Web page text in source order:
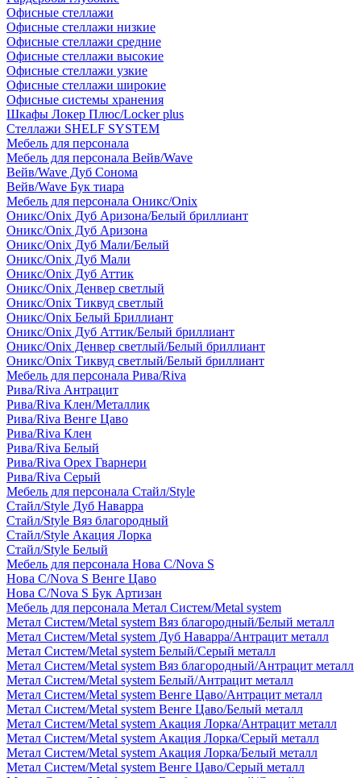
Офисные стеллажи
Офисные стеллажи низкие
Офисные стеллажи средние
Офисные стеллажи высокие
Офисные стеллажи узкие
Офисные стеллажи широкие
Офисные системы хранения
Шкафы Локер Плюс/Locker plus
Стеллажи SHELF SYSTEM
Мебель для персонала
Мебель для персонала Вейв/Wave
Вейв/Wave Дуб Сонома
Вейв/Wave Бук тиара
Мебель для персонала Оникс/Onix
Оникс/Onix Дуб Аризона/Белый бриллиант
Оникс/Onix Дуб Аризона
Оникс/Onix Дуб Мали/Белый
Оникс/Onix Дуб Мали
Оникс/Onix Дуб Аттик
Оникс/Onix Денвер светлый
Оникс/Onix Тиквуд светлый
Оникс/Onix Белый Бриллиант
Оникс/Onix Дуб Аттик/Белый бриллиант
Оникс/Onix Денвер светлый/Белый бриллиант
Оникс/Onix Тиквуд светлый/Белый бриллиант
Мебель для персонала Рива/Riva
Рива/Riva Антрацит
Рива/Riva Клен/Металлик
Рива/Riva Венге Цаво
Рива/Riva Клен
Рива/Riva Белый
Рива/Riva Орех Гварнери
Рива/Riva Серый
Мебель для персонала Стайл/Style
Стайл/Style Дуб Наварра
Стайл/Style Вяз благородный
Стайл/Style Акация Лорка
Стайл/Style Белый
Мебель для персонала Нова С/Nova S
Нова С/Nova S Венге Цаво
Нова С/Nova S Бук Артизан
Мебель для персонала Метал Систем/Metal system
Метал Систем/Metal system Вяз благородный/Белый металл
Метал Систем/Metal system Дуб Наварра/Антрацит металл
Метал Систем/Metal system Белый/Серый металл
Метал Систем/Metal system Вяз благородный/Антрацит металл
Метал Систем/Metal system Белый/Антрацит металл
Метал Систем/Metal system Венге Цаво/Антрацит металл
Метал Систем/Metal system Венге Цаво/Белый металл
Метал Систем/Metal system Акация Лорка/Антрацит металл
Метал Систем/Metal system Акация Лорка/Серый металл
Метал Систем/Metal system Акация Лорка/Белый металл
Метал Систем/Metal system Венге Цаво/Серый металл